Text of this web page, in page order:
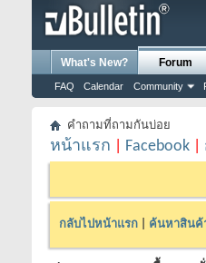
What's New? Forum
FAQ Calendar Community
คำถามที่ถามกันบ่อย
หน้าแรก Facebook
กลับไปหน้าแรก ค้นหาสินค้